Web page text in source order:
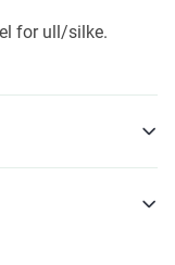
for ull/silke.